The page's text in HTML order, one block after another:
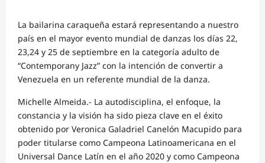
La bailarina caraqueña estará representando a nuestro
país en el mayor evento mundial de danzas los días 22,
23,24 y 25 de septiembre en la categoría adulto de
“Contemporany Jazz” con la intención de convertir a
Venezuela en un referente mundial de la danza.
Michelle Almeida.- La autodisciplina, el enfoque, la
constancia y la visión ha sido pieza clave en el éxito
obtenido por Veronica Galadriel Canelón Macupido para
poder titularse como Campeona Latinoamericana en el
Universal Dance Latín en el año 2020 y como Campeona